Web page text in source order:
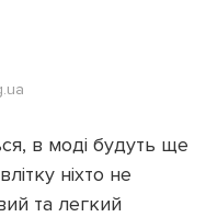
в моді будуть ще
ніхто не
та легкий